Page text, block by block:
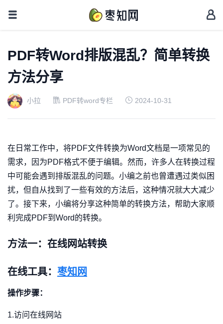
PDF转Word排版混乱？简单转换
方法分享
小拉 PDF转word专栏 2024-10-31
在日常工作中，将PDF文件转换为Word文档是一项常见的
需求，因为PDF格式不便于编辑。然而，许多人在转换过程
中可能会遇到排版混乱的问题。小编之前也曾遭遇过类似困
扰，但自从找到了一些有效的方法后，这种情况就大大减少
了。接下来，小编将分享这种简单的转换方法，帮助大家顺
利完成PDF到Word的转换。
方法一：在线网站转换
在线工具： 枣知网
操作步骤：
1.访问在线网站